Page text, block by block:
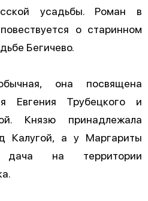
усадьбы. Роман в
о старинном
Бегичево.
она посвящена
Евгения Трубецкого и
Князю принадлежала
Калугой, а у Маргариты
дача на территории